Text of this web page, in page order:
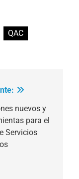
QAC
nuevos y
para el
Servicios